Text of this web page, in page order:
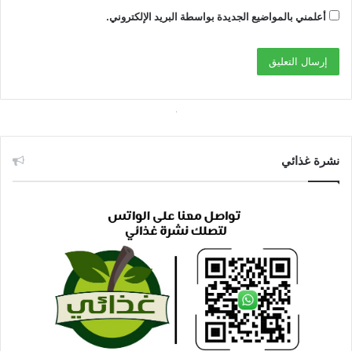
أعلمني بالمواضيع الجديدة بواسطة البريد الإلكتروني.
نشرة غذائي